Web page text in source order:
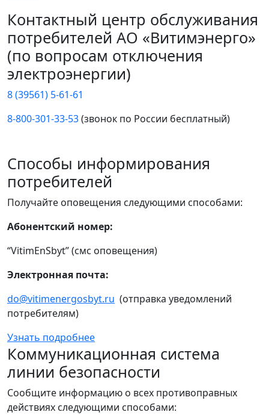
Контактный центр обслуживания
потребителей АО «Витимэнерго»
(по вопросам отключения
электроэнергии)
8 (39561) 5-61-61
8-800-301-33-53(звонок по России бесплатный)
Способы информирования
потребителей
Получайте оповещения следующими способами:
Абонентский номер:
“VitimEnSbyt” (смс оповещения)
Электронная почта:
do@vitimenergosbyt.ru (отправка уведомлений
потребителям)
Узнать подробнее
Коммуникационная система
линии безопасности
Сообщите информацию о всех противоправных
действиях следующими способами: